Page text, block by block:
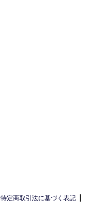
特定商取引法に基づく表記